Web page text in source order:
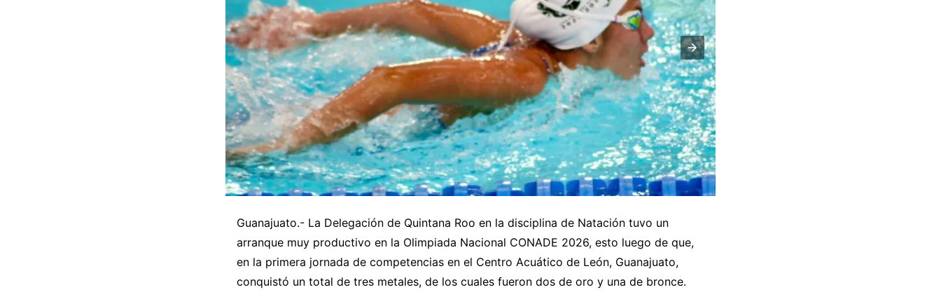
Guanajuato.- La Delegación de Quintana Roo en la disciplina de Natación tuvo un
arranque muy productivo en la Olimpiada Nacional CONADE 2026, esto luego de que,
en la primera jornada de competencias en el Centro Acuático de León, Guanajuato,
conquistó un total de tres metales, de los cuales fueron dos de oro y una de bronce.